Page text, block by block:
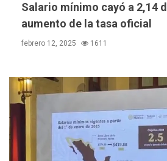
Salario mínimo cayó a 2,14
aumento de la tasa oficial
febrero 12, 2025 1611